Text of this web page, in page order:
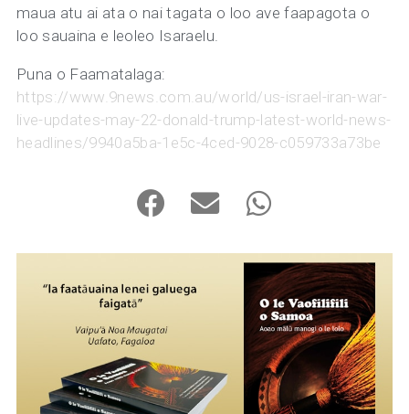
maua atu ai ata o nai tagata o loo ave faapagota o
loo sauaina e leoleo Isaraelu.
Puna o Faamatalaga:
https://www.9news.com.au/world/us-israel-iran-war-
live-updates-may-22-donald-trump-latest-world-news-
headlines/9940a5ba-1e5c-4ced-9028-c059733a73be